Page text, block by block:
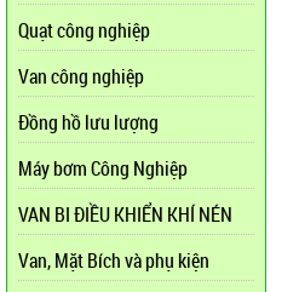
Quạt công nghiệp
Van công nghiệp
Đồng hồ lưu lượng
Máy bơm Công Nghiệp
VAN BI ĐIỀU KHIỂN KHÍ NÉN
Van, Mặt Bích và phụ kiện